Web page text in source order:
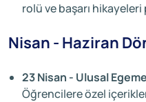
rolü ve başarı hikayeleri
Nisan - Haziran
23 Nisan - Ulusal
Öğrencilere özel